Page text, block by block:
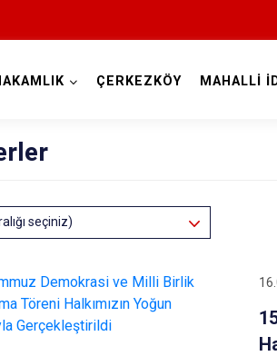
ÇERKEZKÖY MAHALLİ
seçiniz)